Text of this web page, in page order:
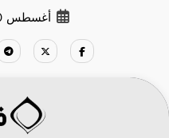
أغسطس 10, 2026